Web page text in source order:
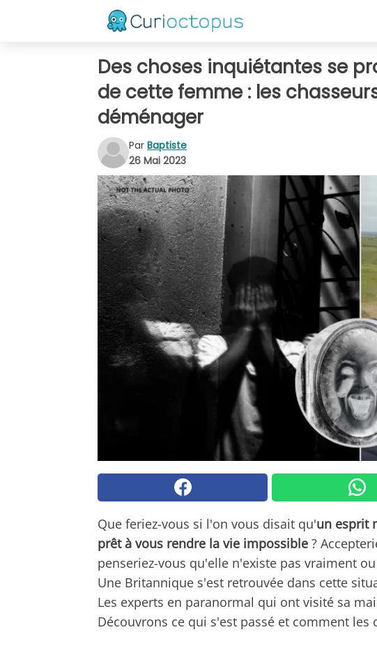
Des choses inquiétantes se
de cette femme : les
déménager
Par Baptiste
26 Mai 2023
Que feriez-vous si l'on vous disait qu'un esprit
prêt à vous rendre la vie impossible ?
penseriez-vous qu'elle n'existe pas vraiment
Une Britannique s'est retrouvée dans cette
Les experts en paranormal qui ont visité sa
Découvrons ce qui s'est passé et comment les